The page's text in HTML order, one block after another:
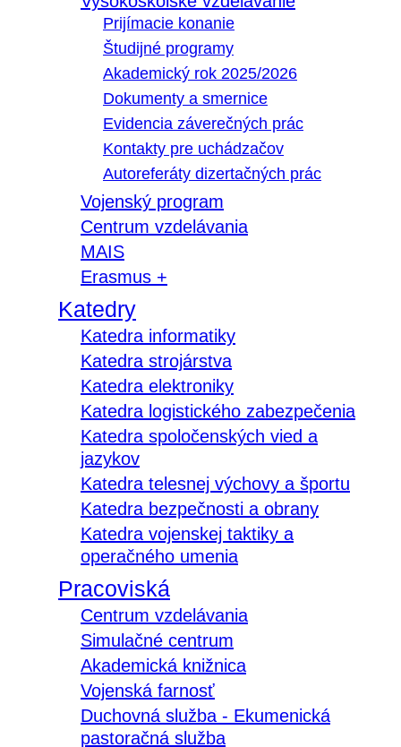
Prijímacie konanie
Študijné programy
Akademický rok 2025/2026
Dokumenty a smernice
Evidencia záverečných prác
Kontakty pre uchádzačov
Autoreferáty dizertačných prác
Vojenský program
Centrum vzdelávania
MAIS
Erasmus +
Katedry
Katedra informatiky
Katedra strojárstva
Katedra elektroniky
Katedra logistického zabezpečenia
Katedra spoločenských vied a
jazykov
Katedra telesnej výchovy a športu
Katedra bezpečnosti a obrany
Katedra vojenskej taktiky a
operačného umenia
Pracoviská
Centrum vzdelávania
Simulačné centrum
Akademická knižnica
Vojenská farnosť
Duchovná služba - Ekumenická
pastoračná služba